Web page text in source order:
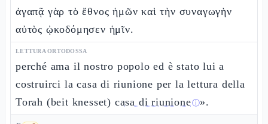
ἀγαπᾷ γὰρ τὸ ἔθνος ἡμῶν καὶ τὴν συναγωγὴν
αὐτὸς ᾠκοδόμησεν ἡμῖν.
LETTURA ORTODOSSA
perché ama il nostro popolo ed è stato lui a
costruirci la casa di riunione per la lettura della
Torah (beit knesset) casa di riunioneⓘ».